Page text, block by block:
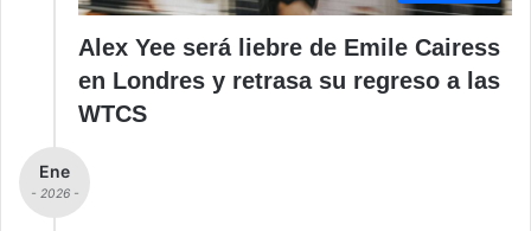
Alex Yee será liebre de Emile Cairess
en Londres y retrasa su regreso a las
WTCS
Ene
- 2026 -